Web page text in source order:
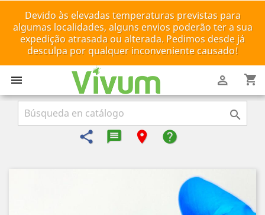
Devido às elevadas temperaturas previstas para
algumas localidades, alguns envios poderão ter a sua
expedição atrasada ou alterada. Pedimos desde já
desculpa por qualquer inconveniente causado!
 shopping_cart


share message-reply-text
room help